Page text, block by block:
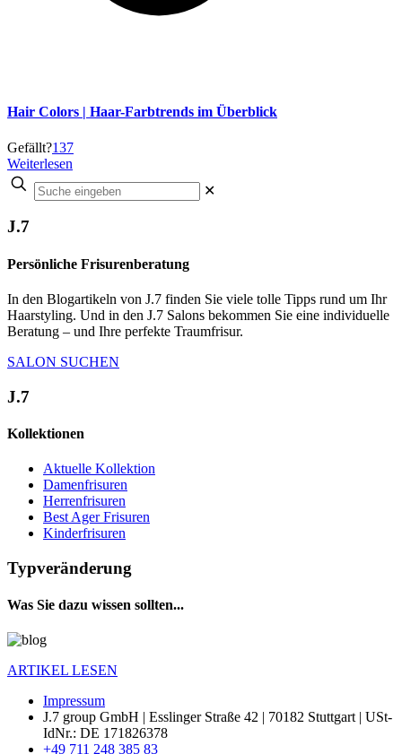
Hair Colors | Haar-Farbtrends im Überblick
Gefällt?137
Weiterlesen
✕
J.7
Persönliche Frisurenberatung
In den Blogartikeln von J.7 finden Sie viele tolle Tipps rund um Ihr
Haarstyling. Und in den J.7 Salons bekommen Sie eine individuelle
Beratung – und Ihre perfekte Traumfrisur.
SALON SUCHEN
J.7
Kollektionen
Aktuelle Kollektion
Damenfrisuren
Herrenfrisuren
Best Ager Frisuren
Kinderfrisuren
Typveränderung
Was Sie dazu wissen sollten...
ARTIKEL LESEN
Impressum
J.7 group GmbH | Esslinger Straße 42 | 70182 Stuttgart | USt-
IdNr.: DE 171826378
+49 711 248 385 83